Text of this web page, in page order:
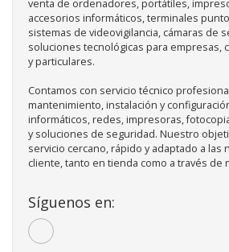
venta de ordenadores, portátiles,
accesorios informáticos, terminales
sistemas de videovigilancia, cámaras de
soluciones tecnológicas para empresas,
y particulares.
Contamos con servicio técnico
mantenimiento, instalación y
informáticos, redes, impresoras,
y soluciones de seguridad. Nuestro
servicio cercano, rápido y adaptado a las
cliente, tanto en tienda como a través de
Síguenos en: